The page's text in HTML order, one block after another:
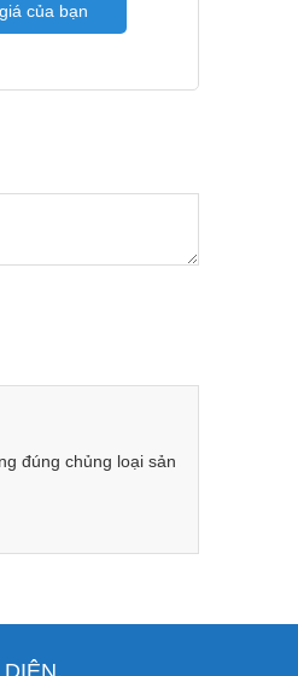
cáo cho mình.
liên hệ bộ phận
nhất!
của bạn
đúng chủng loại sản